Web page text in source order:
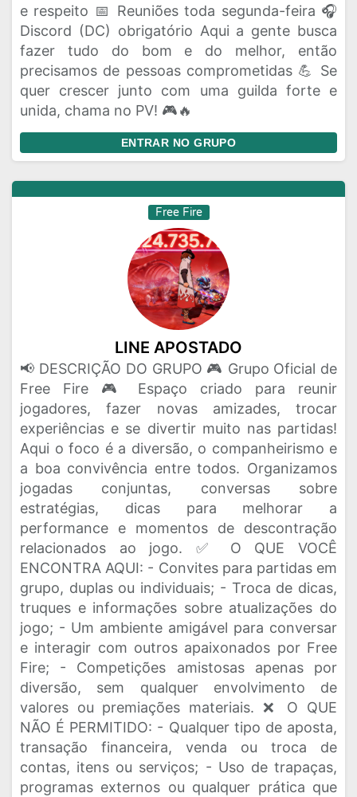
e respeito 📅 Reuniões toda segunda-feira 🎧
Discord (DC) obrigatório Aqui a gente busca
fazer tudo do bom e do melhor, então
precisamos de pessoas comprometidas 💪 Se
quer crescer junto com uma guilda forte e
unida, chama no PV! 🎮🔥
ENTRAR NO GRUPO
Free Fire
LINE APOSTADO
📢 DESCRIÇÃO DO GRUPO 🎮 Grupo Oficial de
Free Fire 🎮 Espaço criado para reunir
jogadores, fazer novas amizades, trocar
experiências e se divertir muito nas partidas!
Aqui o foco é a diversão, o companheirismo e
a boa convivência entre todos. Organizamos
jogadas conjuntas, conversas sobre
estratégias, dicas para melhorar a
performance e momentos de descontração
relacionados ao jogo. ✅ O QUE VOCÊ
ENCONTRA AQUI: - Convites para partidas em
grupo, duplas ou individuais; - Troca de dicas,
truques e informações sobre atualizações do
jogo; - Um ambiente amigável para conversar
e interagir com outros apaixonados por Free
Fire; - Competições amistosas apenas por
diversão, sem qualquer envolvimento de
valores ou premiações materiais. ❌ O QUE
NÃO É PERMITIDO: - Qualquer tipo de aposta,
transação financeira, venda ou troca de
contas, itens ou serviços; - Uso de trapaças,
programas externos ou qualquer prática que